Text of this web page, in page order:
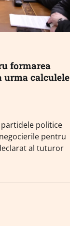
formarea
urma calculele
politice
pentru
al tuturor